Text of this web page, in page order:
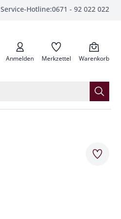
Service-Hotline:0671 - 92 022 022
anrufen
Anmelden Merkzettel Warenkorb